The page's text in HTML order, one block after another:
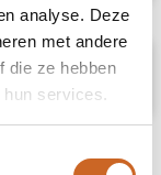
analyse. Deze
met andere
die ze hebben
services.